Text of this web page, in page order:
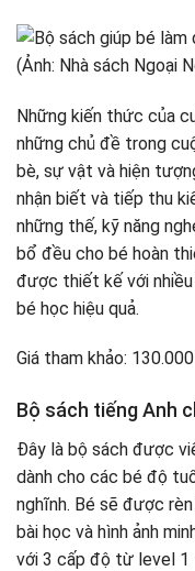
Những kiến thức của
những chủ đề trong
bè, sự vật và hiện
nhận biết và tiếp thu
những thế, kỹ năng
bổ đều cho bé hoàn
được thiết kế với nhiều
bé học hiệu quả.
Giá tham khảo:
Bộ sách tiếng Anh
Đây là bộ sách được
dành cho các bé độ
nghĩnh. Bé sẽ được
bài học và hình ảnh
với 3 cấp độ từ level 1